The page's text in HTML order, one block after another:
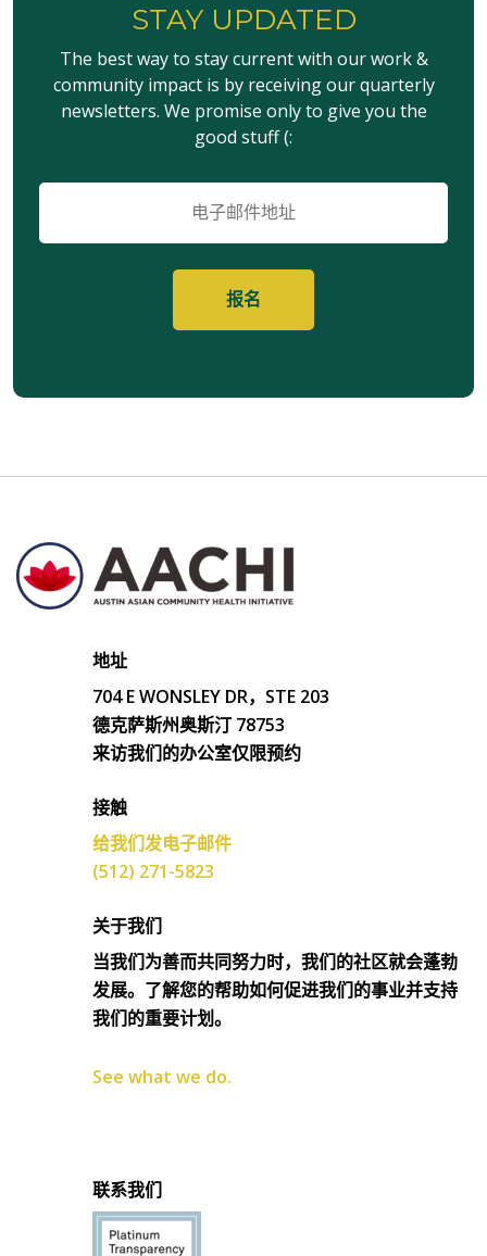
STAY UPDATED
The best way to stay current with our work &
community impact is by receiving our quarterly
newsletters. We promise only to give you the
good stuff (:
子
地址
704 E WONSLEY DR，STE 203
德克萨斯州奥斯汀 78753
来访我们的办公室仅限预约
接触
给我们发电子邮件
(512) 271-5823
关于我们
当我们为善而共同努力时，我们的社区就会蓬勃
发展。了解您的帮助如何促进我们的事业并支持
我们的重要计划。
See what we do.
联系我们